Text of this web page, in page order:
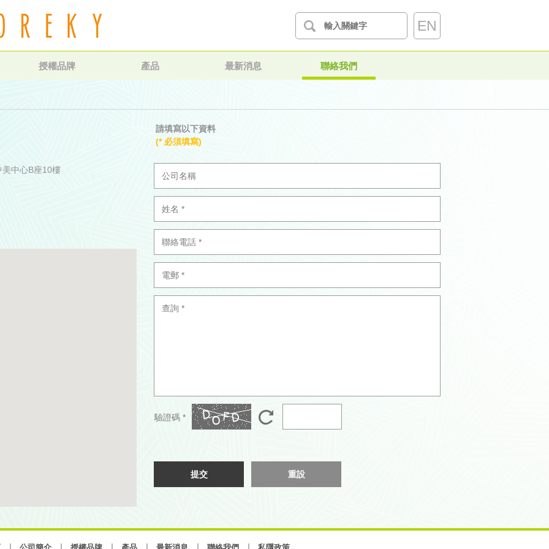
EN
授權品牌 產品 最新消息 聯絡我們
中心B座10樓
請填寫以下資料
(* 必須填寫)
驗證碼 *
提交 重設